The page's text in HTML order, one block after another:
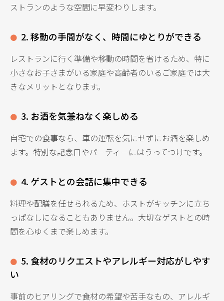
ストランのような空間に早変わりします。
2. 移動の手間がなく、時間にゆとりができる
レストランに行く準備や移動の時間を省けるため、特に
小さなお子さまがいる家庭や高齢者のいるご家庭では大
きなメリットとなります。
3. お酒を気兼ねなく楽しめる
自宅での食事なら、車の運転を気にせずにお酒を楽しめ
ます。特別な記念日やパーティーにはうってつけです。
4. ゲストとの会話に集中できる
料理や配膳を任せられるため、ホストがキッチンに立ち
っぱなしになることもありません。大切なゲストとの時
間を心ゆくまで楽しめます。
5. 食材のリクエストやアレルギー対応がしやす
い
事前のヒアリングで食材の希望や苦手なもの、アレルギ